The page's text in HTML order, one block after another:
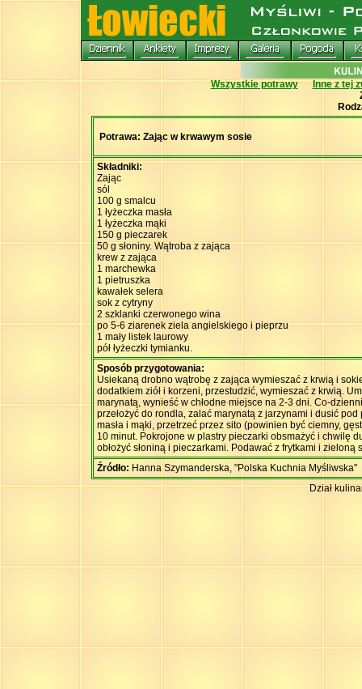
Wszystkie potrawy
Inne z tej
Potrawa: Zając w krwawym sosie
Składniki:
Zając
sól
100 g smalcu
1 łyżeczka masła
1 łyżeczka mąki
150 g pieczarek
50 g słoniny. Wątroba z zająca
krew z zająca
1 marchewka
1 pietruszka
kawałek selera
sok z cytryny
2 szklanki czerwonego wina
po 5-6 ziarenek ziela angielskiego i pieprzu
1 mały listek laurowy
pół łyżeczki tymianku.
Sposób przygotowania:
Usiekaną drobno wątrobę z zająca wymieszać z krwią i
dodatkiem ziół i korzeni, przestudzić, wymieszać z krwią.
marynatą, wynieść w chłodne miejsce na 2-3 dni. Co-
przełożyć do rondla, zalać marynatą z jarzynami i dusić
masła i mąki, przetrzeć przez sito (powinien być ciemny,
10 minut. Pokrojone w plastry pieczarki obsmażyć i chwilę
obłożyć słoniną i pieczarkami. Podawać z frytkami i zieloną
Źródło: Hanna Szymanderska, "Polska Kuchnia Myśliwska"
Dział